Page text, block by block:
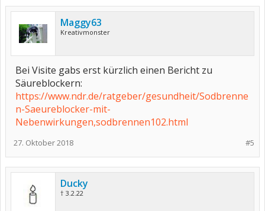
Maggy63
Kreativmonster
Bei Visite gabs erst kürzlich einen Bericht zu
Säureblockern:
https://www.ndr.de/ratgeber/gesundheit/Sodbrenne
n-Saeureblocker-mit-
Nebenwirkungen,sodbrennen102.html
#5
27. Oktober 2018
Ducky
† 3.2.22